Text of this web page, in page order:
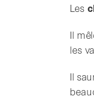
Les
Il
les
Il